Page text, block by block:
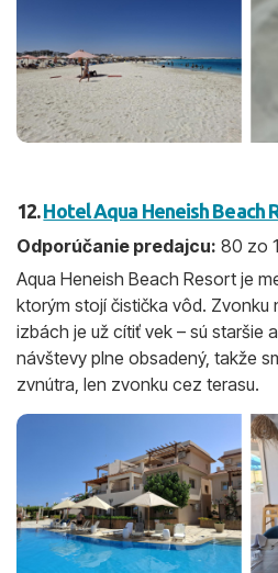
12.Hotel Aqua Heneish Beach
Odporúčanie predajcu: 80 zo
Aqua Heneish Beach Resort je
ktorým stojí čistička vôd. Zvonku
izbách je už cítiť vek – sú staršie
návštevy plne obsadený, takže
zvnútra, len zvonku cez terasu.